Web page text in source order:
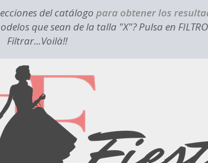
del catálogopara obtener los
que sean de la talla "X"? Pulsa en
Filtrar...Voilà!!